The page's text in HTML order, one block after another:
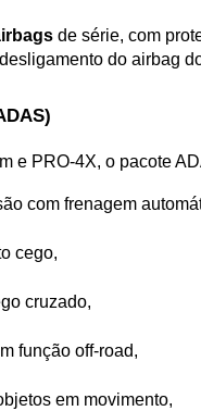
de série, com
do airbag
e PRO-4X, o pacote
com frenagem
cego,
cruzado,
função off-road,
em movimento,